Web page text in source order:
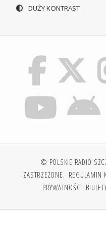
DUŻY KONTRAST
© POLSKIE RADIO
ZASTRZEŻONE. REGULAMIN
PRYWATNOŚCI